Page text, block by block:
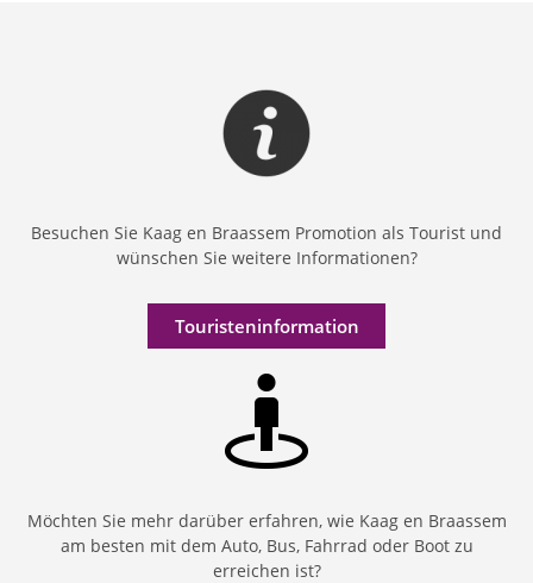
Besuchen Sie Kaag en Braassem Promotion als Tourist und
wünschen Sie weitere Informationen?
Touristeninformation
Möchten Sie mehr darüber erfahren, wie Kaag en Braassem
am besten mit dem Auto, Bus, Fahrrad oder Boot zu
erreichen ist?